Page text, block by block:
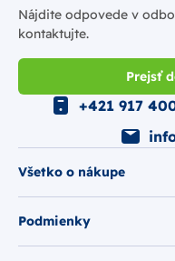
Nájdite odpovede v
kontaktujte.
Prejsť
Všetko o nákupe
Podmienky
+421 917